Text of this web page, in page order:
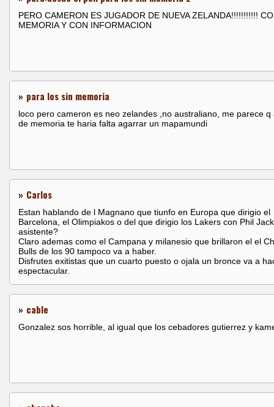
PERO CAMERON ES JUGADOR DE NUEVA ZELANDA!!!!!!!!!!!
MEMORIA Y CON INFORMACION
» para los sin memoria
loco pero cameron es neo zelandes ,no australiano, me parece q
de memoria te haria falta agarrar un mapamundi
» Carlos
Estan hablando de l Magnano que tiunfo en Europa que dirigio el
Barcelona, el Olimpiakos o del que dirigio los Lakers con Phil
asistente?
Claro ademas como el Campana y milanesio que brillaron el el
Bulls de los 90 tampoco va a haber.
Disfrutes exitistas que un cuarto puesto o ojala un bronce va a
espectacular.
» cable
Gonzalez sos horrible, al igual que los cebadores gutierrez y